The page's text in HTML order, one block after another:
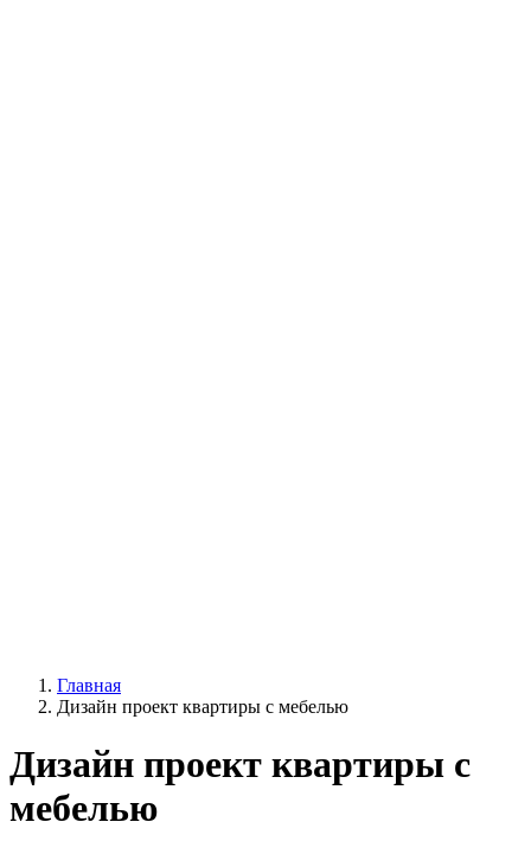
Главная
Дизайн проект квартиры с мебелью
Дизайн проект квартиры с
мебелью